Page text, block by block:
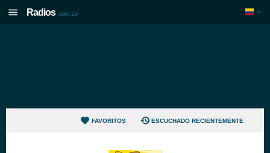
Radios .com.co
FAVORITOS ESCUCHADO RECIENTEMENTE